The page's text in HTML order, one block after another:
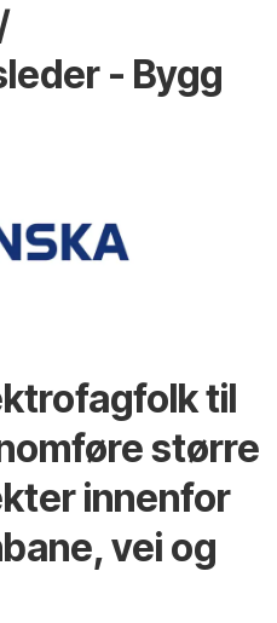
- Bygg
til
større
innenfor
vei og